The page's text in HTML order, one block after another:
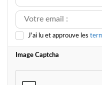
J'ai lu et approuve les
Image Captcha